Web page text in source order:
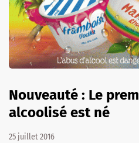
Nouveauté : Le
alcoolisé est né
25 juillet 2016